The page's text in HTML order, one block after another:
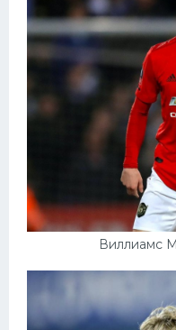
Виллиамс
Тренажеры
Интерьер квартиры